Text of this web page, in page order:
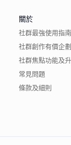
關於
社群最強使用指南
社群創作有價企劃
社群焦點功能及
常見問題
條款及細則